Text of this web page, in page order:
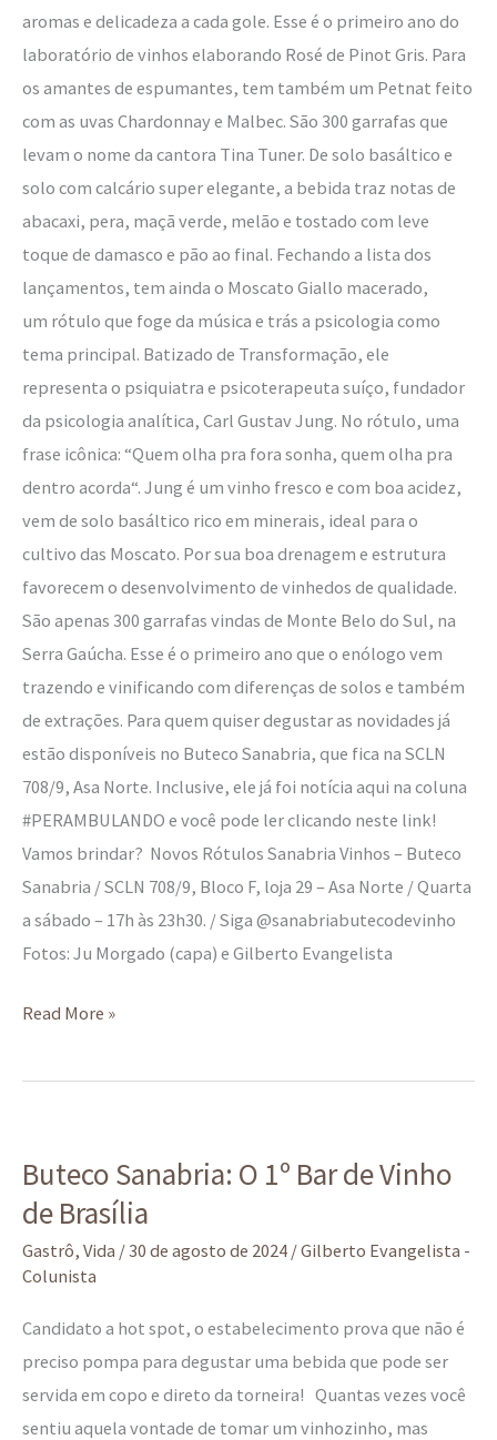
aromas e delicadeza a cada gole. Esse é o primeiro ano do
laboratório de vinhos elaborando Rosé de Pinot Gris. Para
os amantes de espumantes, tem também um Petnat feito
com as uvas Chardonnay e Malbec. São 300 garrafas que
levam o nome da cantora Tina Tuner. De solo basáltico e
solo com calcário super elegante, a bebida traz notas de
abacaxi, pera, maçã verde, melão e tostado com leve
toque de damasco e pão ao final. Fechando a lista dos
lançamentos, tem ainda o Moscato Giallo macerado,
um rótulo que foge da música e trás a psicologia como
tema principal. Batizado de Transformação, ele
representa o psiquiatra e psicoterapeuta suíço, fundador
da psicologia analítica, Carl Gustav Jung. No rótulo, uma
frase icônica: “Quem olha pra fora sonha, quem olha pra
dentro acorda“. Jung é um vinho fresco e com boa acidez,
vem de solo basáltico rico em minerais, ideal para o
cultivo das Moscato. Por sua boa drenagem e estrutura
favorecem o desenvolvimento de vinhedos de qualidade.
São apenas 300 garrafas vindas de Monte Belo do Sul, na
Serra Gaúcha. Esse é o primeiro ano que o enólogo vem
trazendo e vinificando com diferenças de solos e também
de extrações. Para quem quiser degustar as novidades já
estão disponíveis no Buteco Sanabria, que fica na SCLN
708/9, Asa Norte. Inclusive, ele já foi notícia aqui na coluna
#PERAMBULANDO e você pode ler clicando neste link!
Vamos brindar? Novos Rótulos Sanabria Vinhos – Buteco
Sanabria / SCLN 708/9, Bloco F, loja 29 – Asa Norte / Quarta
a sábado – 17h às 23h30. / Siga @sanabriabutecodevinho
Fotos: Ju Morgado (capa) e Gilberto Evangelista
Read More »
Buteco Sanabria: O 1º Bar de Vinho
de Brasília
Gastrô, Vida /30 de agosto de 2024 /Gilberto Evangelista -
Colunista
Candidato a hot spot, o estabelecimento prova que não é
preciso pompa para degustar uma bebida que pode ser
servida em copo e direto da torneira! Quantas vezes você
sentiu aquela vontade de tomar um vinhozinho, mas
Sanabria:
O
1º
Bar
de